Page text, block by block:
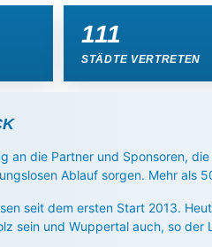
111
STÄDTE VERTRETEN
an die Partner und Sponsoren,
Ablauf sorgen. Mehr als
seit dem ersten Start 2013.
sein und Wuppertal auch, so der